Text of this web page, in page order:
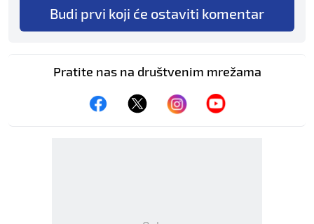
Budi prvi koji će ostaviti komentar
Pratite nas na društvenim mrežama